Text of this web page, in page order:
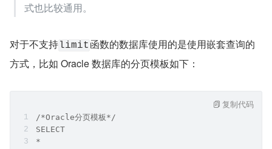
式也比较通用。
对于不支持limit 函数的数据库使用的是使用嵌套查询的
方式，比如 Oracle 数据库的分页模板如下：
/*Oracle分页模板*/
SELECT
*
复制代码